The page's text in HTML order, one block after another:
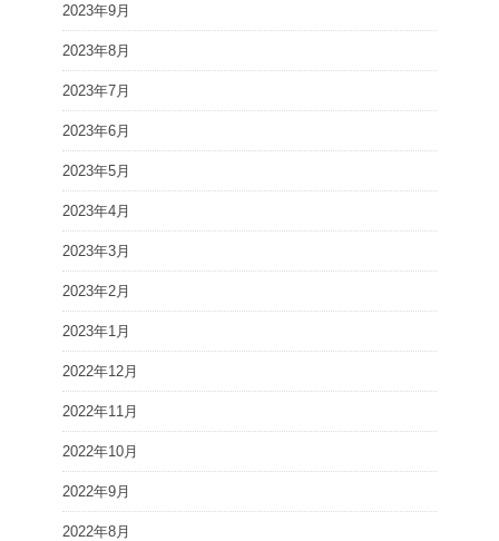
2023年9月
2023年8月
2023年7月
2023年6月
2023年5月
2023年4月
2023年3月
2023年2月
2023年1月
2022年12月
2022年11月
2022年10月
2022年9月
2022年8月